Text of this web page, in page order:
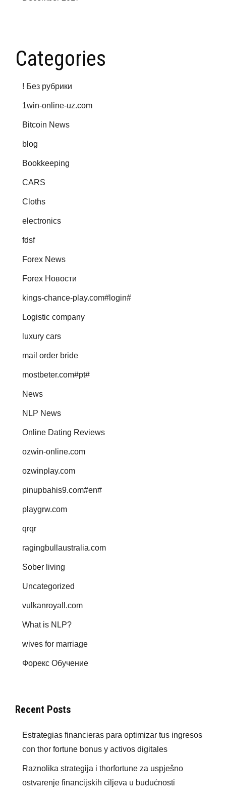
Categories
! Без рубрики
1win-online-uz.com
Bitcoin News
blog
Bookkeeping
CARS
Cloths
electronics
fdsf
Forex News
Forex Новости
kings-chance-play.com#login#
Logistic company
luxury cars
mail order bride
mostbeter.com#pt#
News
NLP News
Online Dating Reviews
ozwin-online.com
ozwinplay.com
pinupbahis9.com#en#
playgrw.com
qrqr
ragingbullaustralia.com
Sober living
Uncategorized
vulkanroyall.com
What is NLP?
wives for marriage
Форекс Обучение
Recent Posts
Estrategias financieras para optimizar tus ingresos
con thor fortune bonus y activos digitales
Raznolika strategija i thorfortune za uspješno
ostvarenje financijskih ciljeva u budućnosti